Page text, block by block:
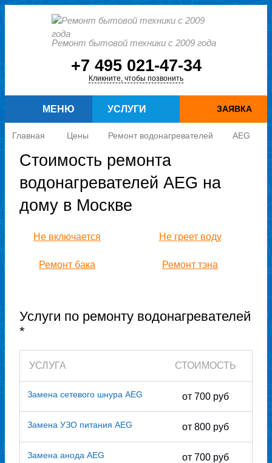
Ремонт бытовой техники с 2009 года
+7 495 021-47-34
Кликните, чтобы позвонить
УСЛУГИ
МЕНЮ ЗАЯВКА
Главная Цены Ремонт водонагревателей AEG
Стоимость ремонта
водонагревателей AEG на
дому в Москве
Не включается Не греет воду
Ремонт бака Ремонт тэна
Услуги по ремонту водонагревателей
*
УСЛУГА СТОИМОСТЬ
Замена сетевого шнура AEG от 700 руб
Замена УЗО питания AEG от 800 руб
Замена анода AEG от 700 руб